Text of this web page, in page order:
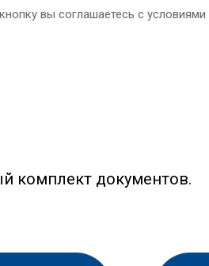
вы соглашаетесь с условиями
комплект документов.